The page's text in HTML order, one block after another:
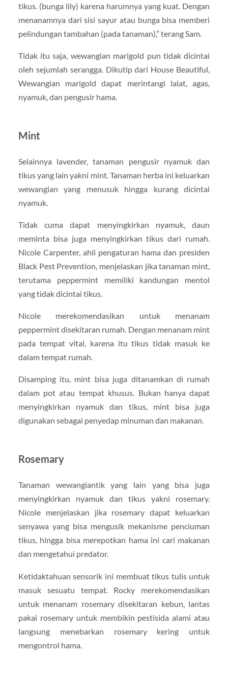
tikus. (bunga lily) karena harumnya yang kuat. Dengan
menanamnya dari sisi sayur atau bunga bisa memberi
pelindungan tambahan (pada tanaman),” terang Sam.
Tidak itu saja, wewangian marigold pun tidak dicintai
oleh sejumlah serangga. Dikutip dari House Beautiful,
Wewangian marigold dapat merintangi lalat, agas,
nyamuk, dan pengusir hama.
Mint
Selainnya lavender, tanaman pengusir nyamuk dan
tikus yang lain yakni mint. Tanaman herba ini keluarkan
wewangian yang menusuk hingga kurang dicintai
nyamuk.
Tidak cuma dapat menyingkirkan nyamuk, daun
meminta bisa juga menyingkirkan tikus dari rumah.
Nicole Carpenter, ahli pengaturan hama dan presiden
Black Pest Prevention, menjelaskan jika tanaman mint,
terutama peppermint memiliki kandungan mentol
yang tidak dicintai tikus.
Nicole merekomendasikan untuk menanam
peppermint disekitaran rumah. Dengan menanam mint
pada tempat vital, karena itu tikus tidak masuk ke
dalam tempat rumah.
Disamping itu, mint bisa juga ditanamkan di rumah
dalam pot atau tempat khusus. Bukan hanya dapat
menyingkirkan nyamuk dan tikus, mint bisa juga
digunakan sebagai penyedap minuman dan makanan.
Rosemary
Tanaman wewangiantik yang lain yang bisa juga
menyingkirkan nyamuk dan tikus yakni rosemary.
Nicole menjelaskan jika rosemary dapat keluarkan
senyawa yang bisa mengusik mekanisme penciuman
tikus, hingga bisa merepotkan hama ini cari makanan
dan mengetahui predator.
Ketidaktahuan sensorik ini membuat tikus tulis untuk
masuk sesuatu tempat. Rocky merekomendasikan
untuk menanam rosemary disekitaran kebun, lantas
pakai rosemary untuk membikin pestisida alami atau
langsung menebarkan rosemary kering untuk
mengontrol hama.